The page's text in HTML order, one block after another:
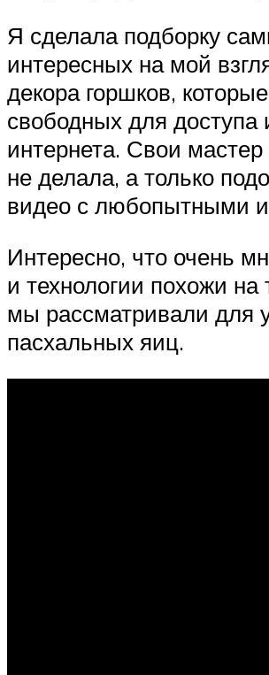
Я сделала подборку
интересных на мой
декора горшков,
свободных для доступа
интернета. Свои
не делала, а только
видео с любопытными
Интересно, что очень
и технологии похожи на
мы рассматривали для
пасхальных яиц.